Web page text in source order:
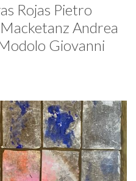
Rojas Pietro
Andrea
Giovanni